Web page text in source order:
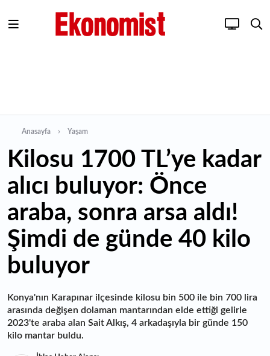
Anasayfa Yaşam
Kilosu 1700 TL’ye kadar
alıcı buluyor: Önce
araba, sonra arsa aldı!
Şimdi de günde 40 kilo
buluyor
Konya'nın Karapınar ilçesinde kilosu bin 500 ile bin 700 lira
arasında değişen dolaman mantarından elde ettiği gelirle
2023'te araba alan Sait Alkış, 4 arkadaşıyla bir günde 150
kilo mantar buldu.